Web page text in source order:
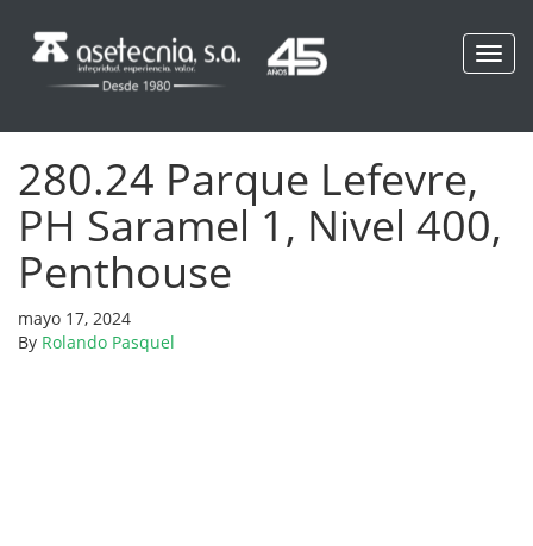
280.24 Parque Lefevre,
PH Saramel 1, Nivel 400,
Penthouse
mayo 17, 2024
By Rolando Pasquel